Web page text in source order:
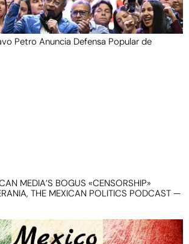
Petro Anuncia Defensa Popular de
MEDIA’S BOGUS «CENSORSHIP»
THE MEXICAN POLITICS PODCAST —